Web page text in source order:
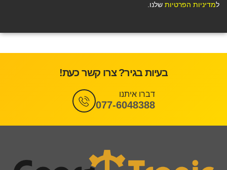
למדיניות הפרטיות שלנו.
בעיות בגיר? צרו קשר כעת!
דברו איתנו
077-6048388